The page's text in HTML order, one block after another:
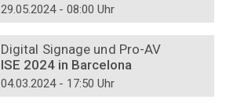
29.05.2024 - 08:00 Uhr
Digital Signage und Pro-AV
ISE 2024 in Barcelona
04.03.2024 - 17:50 Uhr